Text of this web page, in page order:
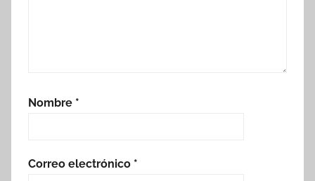
Nombre *
Correo electrónico *